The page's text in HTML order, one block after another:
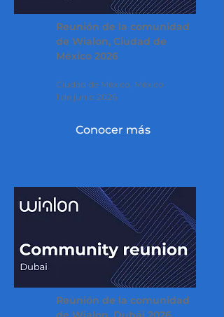
Reunión de la comunidad
de Wialon, Ciudad de
México 2026
Ciudad de México, México
1 de junio 2026
Conocer más
Reunión de la comunidad